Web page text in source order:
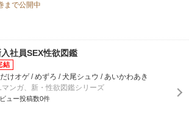
まで公開中
社員SEX性欲図鑑
けオゲ / めずろ / 犬尾シュウ / あいかわあき
マンガ、新・性欲図鑑シリーズ
ュー投稿数0件